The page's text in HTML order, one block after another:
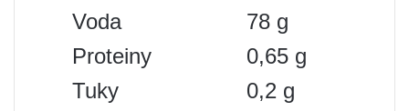
Voda
78 g
Proteiny
0,65 g
Tuky
0,2 g